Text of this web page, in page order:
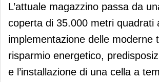
L’attuale magazzino passa da
coperta di 35.000 metri quadrati
implementazione delle moderne
risparmio energetico,
e l’installazione di una cella a